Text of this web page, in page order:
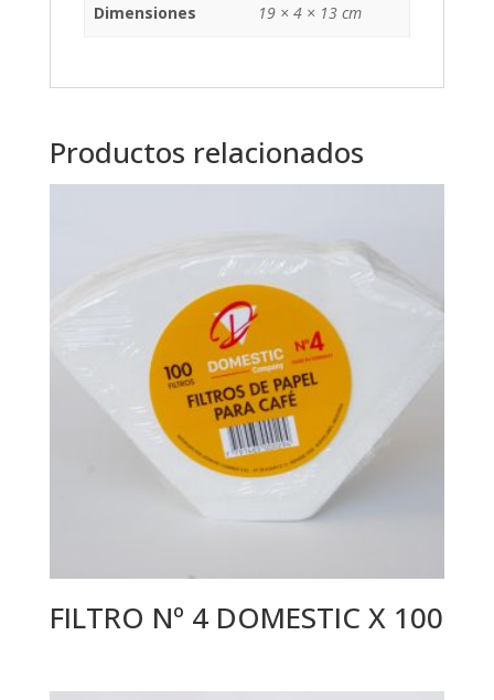
Dimensiones 19 × 4 × 13 cm
Productos relacionados
FILTRO Nº 4 DOMESTIC X 100